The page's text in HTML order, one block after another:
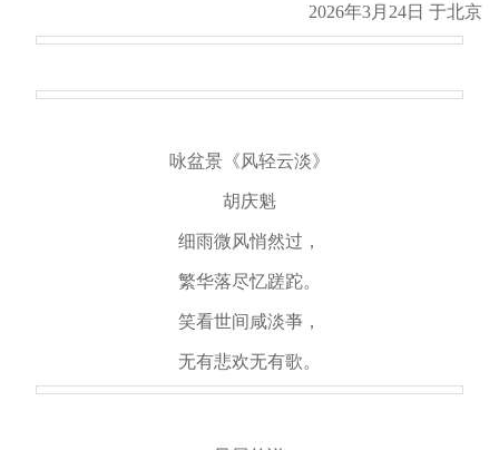
2026年3月24日 于北京
咏盆景《风轻云淡》
胡庆魁
细雨微风悄然过，
繁华落尽忆蹉跎。
笑看世间咸淡亊，
无有悲欢无有歌。